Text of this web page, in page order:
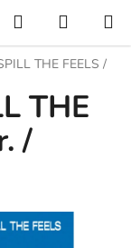
Hľadať
KOŠÍK
THE FEELS /
THE
/